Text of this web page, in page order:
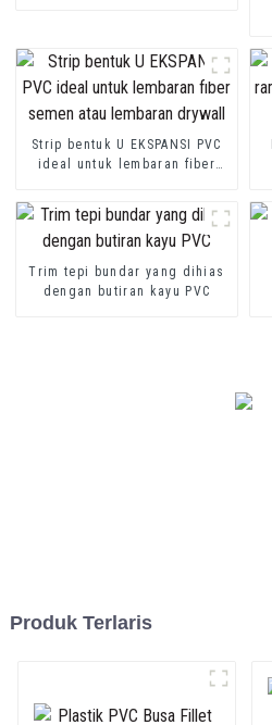
Strip bentuk U EKSPANSI PVC
ideal untuk lembaran fiber
Trim tepi bundar yang dihias
dengan butiran kayu PVC
Produk Terlaris